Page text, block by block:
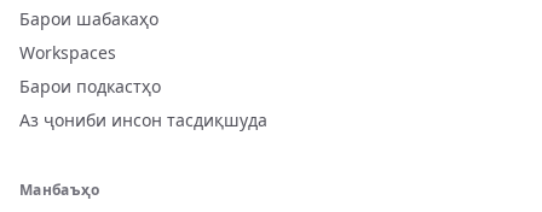
Барои шабакаҳо
Workspaces
Барои подкастҳо
Аз ҷониби инсон тасдиқшуда
Манбаъҳо